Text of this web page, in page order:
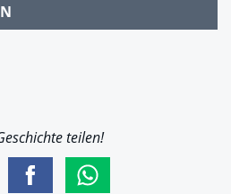
teilen!